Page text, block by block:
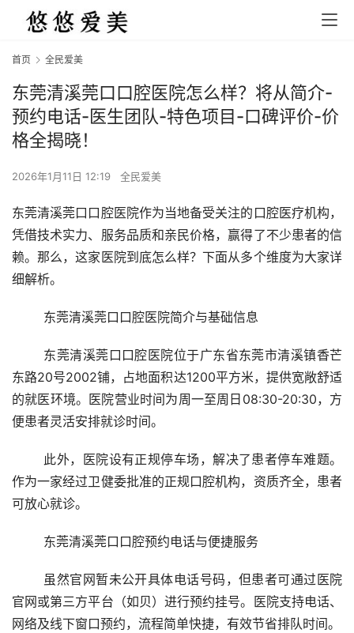
首页 全民爱美
东莞清溪莞口口腔医院怎么样？将从简介-
预约电话-医生团队-特色项目-口碑评价-价
格全揭晓！
2026年1月11日 12:19 全民爱美
东莞清溪莞口口腔医院作为当地备受关注的口腔医疗机构，
凭借技术实力、服务品质和亲民价格，赢得了不少患者的信
赖。那么，这家医院到底怎么样？下面从多个维度为大家详
细解析。
	东莞清溪莞口口腔医院简介与基础信息
东路20号2002铺，占地面积达1200平方米，提供宽敞舒适
的就医环境。医院营业时间为周一至周日08:30-20:30，方
便患者灵活安排就诊时间。
作为一家经过卫健委批准的正规口腔机构，资质齐全，患者
可放心就诊。
	东莞清溪莞口口腔预约电话与便捷服务
官网或第三方平台（如贝）进行预约挂号。医院支持电话、
网络及线下窗口预约，流程简单快捷，有效节省排队时间。